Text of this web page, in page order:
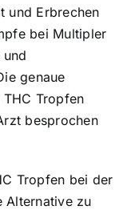
und Erbrechen
bei Multipler
genaue
Tropfen
besprochen
Tropfen bei der
Alternative zu